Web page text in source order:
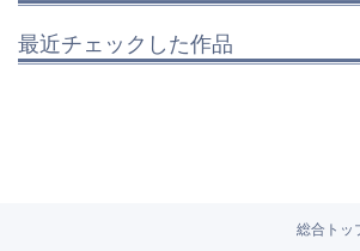
最近チェックした作品
総合トッ